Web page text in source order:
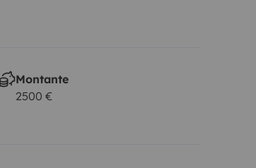
Montante
2500 €